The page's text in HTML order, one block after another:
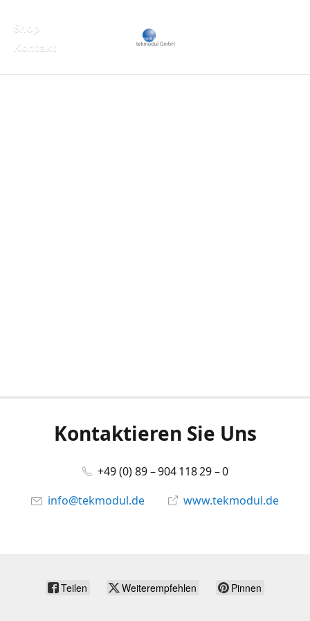
Shop
Kontakt
Kontaktieren Sie Uns
+49 (0) 89 – 904 118 29 – 0
info@tekmodul.de
www.tekmodul.de
Teilen Weiterempfehlen Pinnen